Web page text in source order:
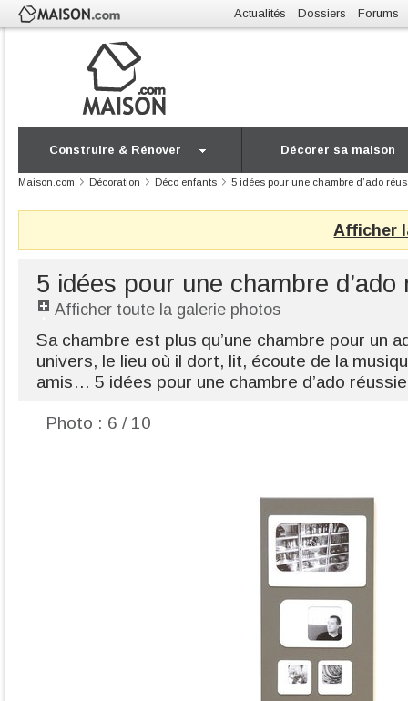
Actualités Dossiers Forums
Construire & Rénover Décorer sa maison
Maison.com Décoration Déco enfants 5 idées pour une chambre d’ado
Afficher
5 idées pour une chambre d’ado
Afficher toute la galerie photos
Sa chambre est plus qu’une chambre pour un
univers, le lieu où il dort, lit, écoute de la
amis… 5 idées pour une chambre d’ado
Photo : 6 / 10